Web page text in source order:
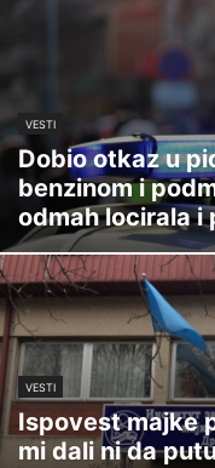
VESTI
Dobio otkaz u
benzinom i
odmah locirala i
VESTI
Ispovest majke
mi dali ni da